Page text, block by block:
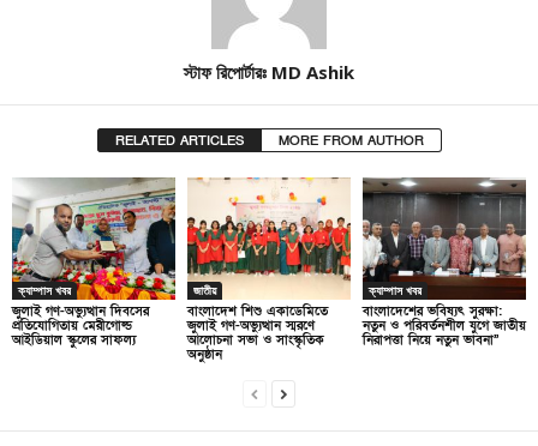
স্টাফ রিপোর্টারঃ MD Ashik
RELATED ARTICLES MORE FROM AUTHOR
ক্যাম্পাস খবর
জুলাই গণ-অভ্যুত্থান দিবসের
প্রতিযোগিতায় মেরীগোল্ড
আইডিয়াল স্কুলের সাফল্য
জাতীয়
বাংলাদেশ শিশু একাডেমিতে
জুলাই গণ-অভ্যুত্থান স্মরণে
আলোচনা সভা ও সাংস্কৃতিক
অনুষ্ঠান
ক্যাম্পাস খবর
বাংলাদেশের ভবিষ্যৎ সুরক্ষা:
নতুন ও পরিবর্তনশীল যুগে জাতীয়
নিরাপত্তা নিয়ে নতুন ভাবনা”